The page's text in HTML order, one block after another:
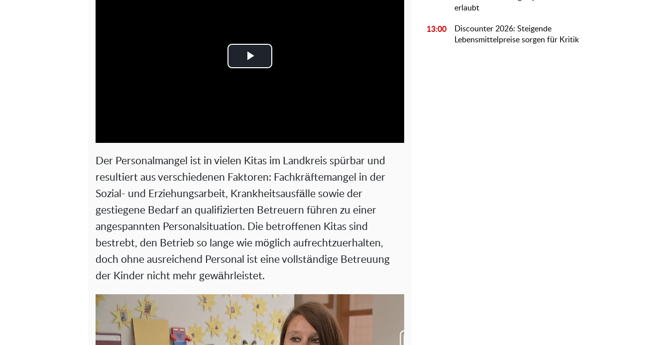
P
V
i
d
e
o
Der Personalmangel ist in vielen Kitas im Landkreis spürbar und
resultiert aus verschiedenen Faktoren: Fachkräftemangel in der
Sozial- und Erziehungsarbeit, Krankheitsausfälle sowie der
gestiegene Bedarf an qualifizierten Betreuern führen zu einer
angespannten Personalsituation. Die betroffenen Kitas sind
bestrebt, den Betrieb so lange wie möglich aufrechtzuerhalten,
doch ohne ausreichend Personal ist eine vollständige Betreuung
der Kinder nicht mehr gewährleistet.
erlaubt
13:00
Discounter 2026: Steigende
Lebensmittelpreise sorgen für Kritik